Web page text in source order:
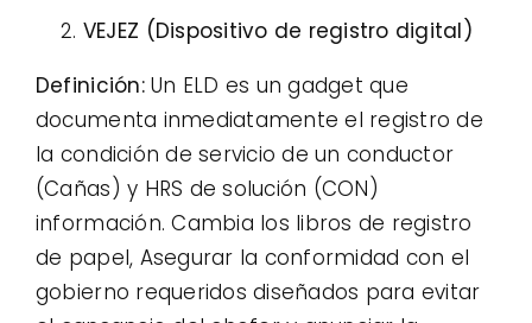
VEJEZ (Dispositivo de registro digital)
Definición:Un ELD es un gadget que
documenta inmediatamente el registro de
la condición de servicio de un conductor
(Cañas) y HRS de solución (CON)
información. Cambia los libros de registro
de papel, Asegurar la conformidad con el
gobierno requeridos diseñados para evitar